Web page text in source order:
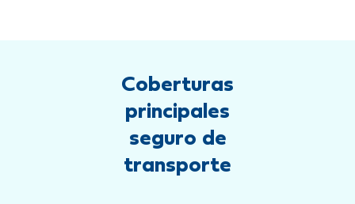
Coberturas
principales
seguro de
transporte